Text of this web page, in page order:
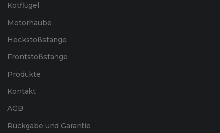
Kotflügel
Motorhaube
Heckstoßstange
Frontstoßstange
Produkte
Kontakt
AGB
Rückgabe und Garantie